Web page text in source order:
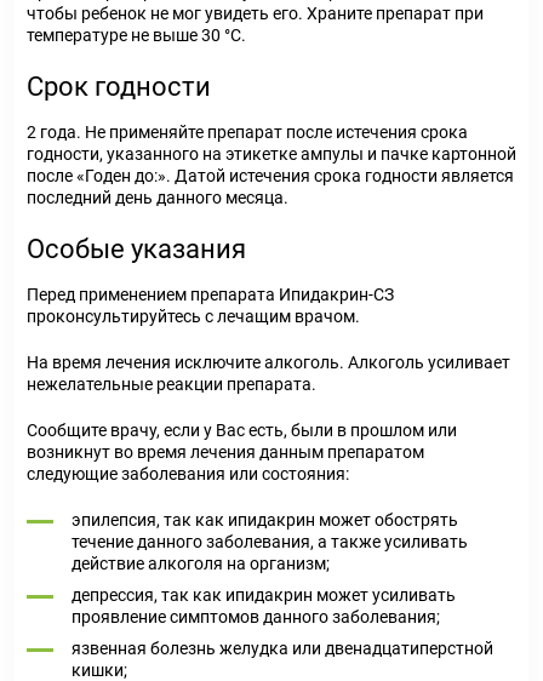
чтобы ребенок не мог увидеть его. Храните препарат при
температуре не выше 30 °С.
Срок годности
2 года. Не применяйте препарат после истечения срока
годности, указанного на этикетке ампулы и пачке картонной
после «Годен до:». Датой истечения срока годности является
последний день данного месяца.
Особые указания
Перед применением препарата Ипидакрин-СЗ
проконсультируйтесь с лечащим врачом.
На время лечения исключите алкоголь. Алкоголь усиливает
нежелательные реакции препарата.
Сообщите врачу, если у Вас есть, были в прошлом или
возникнут во время лечения данным препаратом
следующие заболевания или состояния:
эпилепсия, так как ипидакрин может обострять
течение данного заболевания, а также усиливать
действие алкоголя на организм;
депрессия, так как ипидакрин может усиливать
проявление симптомов данного заболевания;
язвенная болезнь желудка или двенадцатиперстной
кишки;